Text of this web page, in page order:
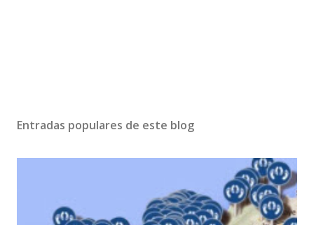
Entradas populares de este blog